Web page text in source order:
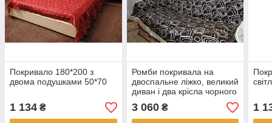
Покривало 180*200 з
двома подушками 50*70
1 134 ₴
Ромби покривала на
двоспальне ліжко, великий
диван і два крісла чорного
кольору
3 060₴ 1